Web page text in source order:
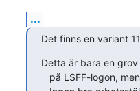
...
Det finns en variant
Detta är bara en